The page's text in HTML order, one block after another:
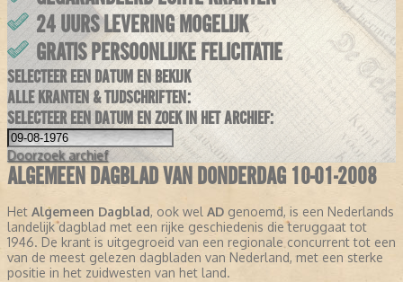
24 UURS LEVERING MOGELIJK
GRATIS PERSOONLIJKE FELICITATIE
SELECTEER EEN DATUM EN BEKIJK
ALLE KRANTEN & TIJDSCHRIFTEN:
SELECTEER EEN DATUM EN ZOEK IN HET ARCHIEF:
Doorzoek archief
ALGEMEEN DAGBLAD VAN DONDERDAG 10-01-2008
Het Algemeen Dagblad, ook wel AD genoemd, is een Nederlands
landelijk dagblad met een rijke geschiedenis die teruggaat tot
1946. De krant is uitgegroeid van een regionale concurrent tot een
van de meest gelezen dagbladen van Nederland, met een sterke
positie in het zuidwesten van het land.